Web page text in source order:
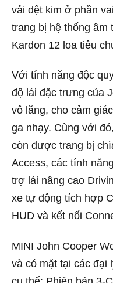
vải dệt kim ở phần
trang bị hệ thống âm
Kardon 12 loa tiêu
Với tính năng độc
độ lái đặc trưng của
vô lăng, cho cảm
ga nhạy. Cùng với
còn được trang bị
Access, các tính
trợ lái nâng cao
xe tự động tích hợp
HUD và kết nối
MINI John Cooper
và có mặt tại các đại